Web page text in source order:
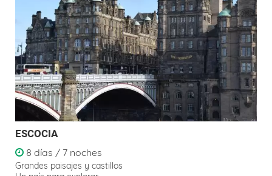
ESCOCIA
8 días / 7 noches
Grandes paisajes y castillos